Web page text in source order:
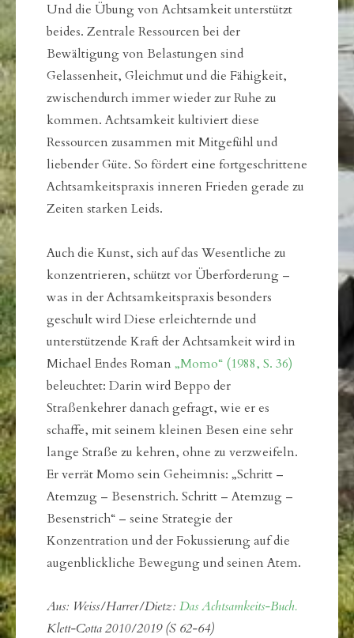
Und die Übung von Achtsamkeit unterstützt
beides. Zentrale Ressourcen bei der
Bewältigung von Belastungen sind
Gelassenheit, Gleichmut und die Fähigkeit,
zwischendurch immer wieder zur Ruhe zu
kommen. Achtsamkeit kultiviert diese
Ressourcen zusammen mit Mitgefühl und
liebender Güte. So fördert eine fortgeschrittene
Achtsamkeitspraxis inneren Frieden gerade zu
Zeiten starken Leids.
Auch die Kunst, sich auf das Wesentliche zu
konzentrieren, schützt vor Überforderung –
was in der Achtsamkeitspraxis besonders
geschult wird Diese erleichternde und
unterstützende Kraft der Achtsamkeit wird in
Michael Endes Roman „Momo“ (1988, S. 36)
beleuchtet: Darin wird Beppo der
Straßenkehrer danach gefragt, wie er es
schaffe, mit seinem kleinen Besen eine sehr
lange Straße zu kehren, ohne zu verzweifeln.
Er verrät Momo sein Geheimnis: „Schritt –
Atemzug – Besenstrich. Schritt – Atemzug –
Besenstrich“ – seine Strategie der
Konzentration und der Fokussierung auf die
augenblickliche Bewegung und seinen Atem.
Aus: Weiss/Harrer/Dietz: Das Achtsamkeits-Buch.
Klett-Cotta 2010/2019 (S 62-64)